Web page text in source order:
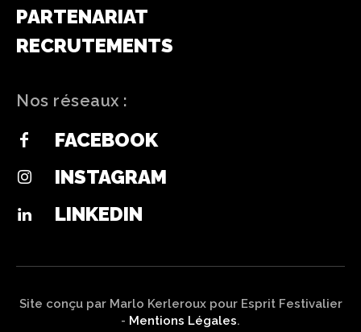
PARTENARIAT
RECRUTEMENTS
Nos réseaux :
FACEBOOK
INSTAGRAM
LINKEDIN
Site conçu par Marlo Kerleroux pour Esprit Festivalier
- Mentions Légales.